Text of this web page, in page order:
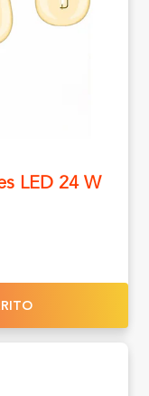
LED 24 W